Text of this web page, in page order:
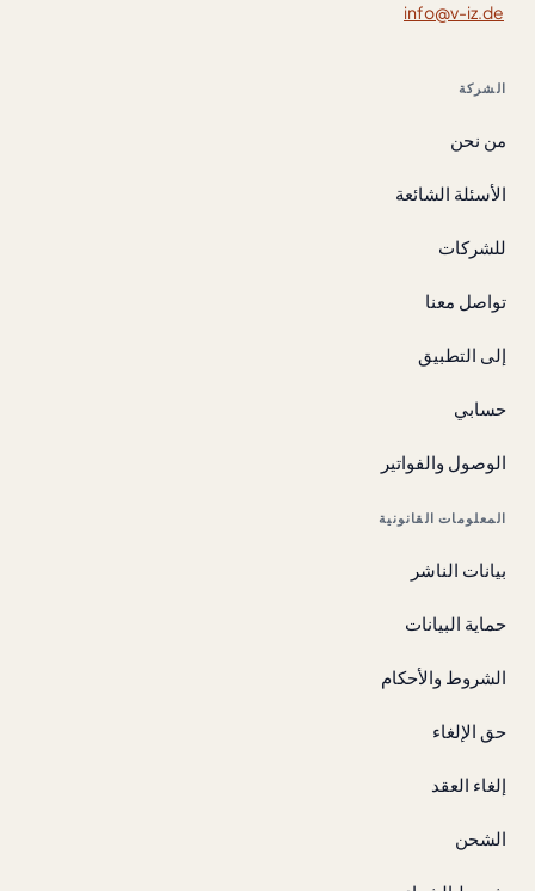
info@v-iz.de
الشركة
من نحن
الأسئلة الشائعة
للشركات
تواصل معنا
إلى التطبيق
حسابي
الوصول والفواتير
المعلومات القانونية
بيانات الناشر
حماية البيانات
الشروط والأحكام
حق الإلغاء
إلغاء العقد
الشحن